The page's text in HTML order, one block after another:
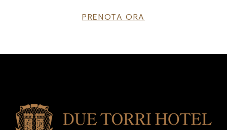
PRENOTA ORA